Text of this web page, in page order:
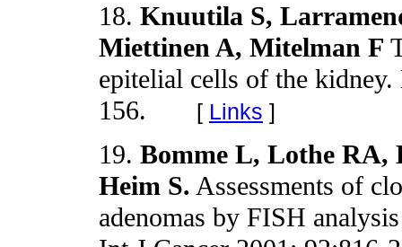
18. Knuutila S,
Miettinen A, Mitelman F
epitelial cells of the
156. [ Links ]
19. Bomme L, Lothe RA,
Heim S. Assessments of
adenomas by FISH